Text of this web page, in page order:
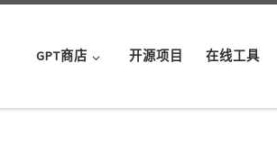
GPT商店 开源项目 在线工具